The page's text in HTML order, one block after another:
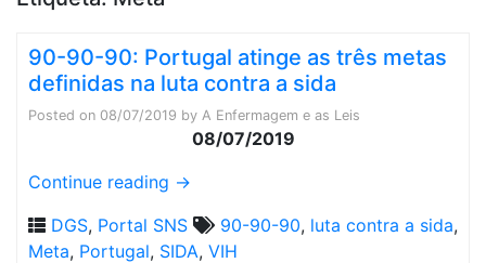
90-90-90: Portugal atinge as três metas
definidas na luta contra a sida
Posted on 08/07/2019 by A Enfermagem e as Leis
08/07/2019
Continue reading →
DGS, Portal SNS 90-90-90, luta contra a sida,
Meta, Portugal, SIDA, VIH